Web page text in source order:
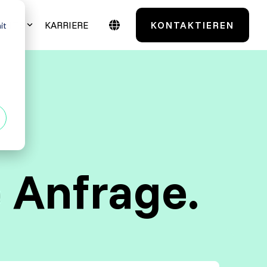
Case Studies
Praxisnah. Erfolgsbewährt.
Maßgeschneidert. Erfahren Sie mehr über
Alle anzeigen
User
Grundlagen der
Testautomatisierung
KARRIERE KONTAKTIEREN